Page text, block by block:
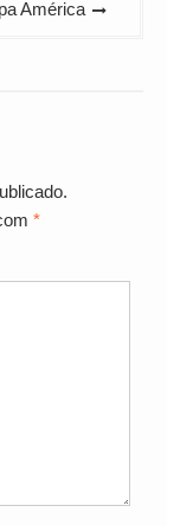
América
*